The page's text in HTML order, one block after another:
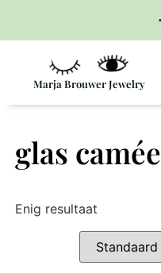
Marja Brouwer Jewelry
glas camée
Enig resultaat